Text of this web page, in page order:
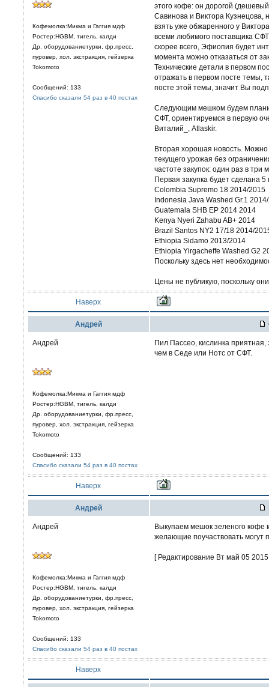
Кофемолка:Микма и Гаггия мдф
Ростер:HGBM, тигель, калди
Др. оборудованиетурки, фр.пресс,
пуровер, хол. экстракция, гейзерка
Tokomoto
Сообщений: 133
Спасибо сказали 54 раз в 40 постах
этого кофе: он дорогой
Савинова и Виктора Кузнецова,
взять уже обжаренного у
всеми любимого поставщика
скорее всего, Эфиопия будет
момента можно отказаться от
Технические детали в первом
отражать в первом посте темы,
посте этой темы, значит Вы
Следующим мешком будем
СФТ, ориентируемся в первую
Виталий_, Atlaskir.
Вторая хорошая новость. Можно
текущего урожая без
частоте закупок: один раз в три
Первая закупка будет сделана
Colombia Supremo 18 2014/2015
Indonesia Java Washed Gr.1
Guatemala SHB EP 2014 2014
Kenya Nyeri Zahabu AB+ 2014
Brazil Santos NY2 17/18 2014/
Ethiopia Sidamo 2013/2014
Ethiopia Yirgacheffe Washed G2
Поскольку здесь нет
Цены не публикую, поскольку
Наверх
Aндрей
Андрей
Кофемолка:Микма и Гаггия мдф
Ростер:HGBM, тигель, калди
Др. оборудованиетурки, фр.пресс,
пуровер, хол. экстракция, гейзерка
Tokomoto
Сообщений: 133
Спасибо сказали 54 раз в 40 постах
Пил Пассео, кислинка
чем в Седе или Нотс от СФТ.
Наверх
Aндрей
Андрей
Кофемолка:Микма и Гаггия мдф
Ростер:HGBM, тигель, калди
Др. оборудованиетурки, фр.пресс,
пуровер, хол. экстракция, гейзерка
Tokomoto
Сообщений: 133
Спасибо сказали 54 раз в 40 постах
Выкупаем мешок зеленого кофе
желающие поучаствовать могут
[ Редактирование Вт май 05
Наверх